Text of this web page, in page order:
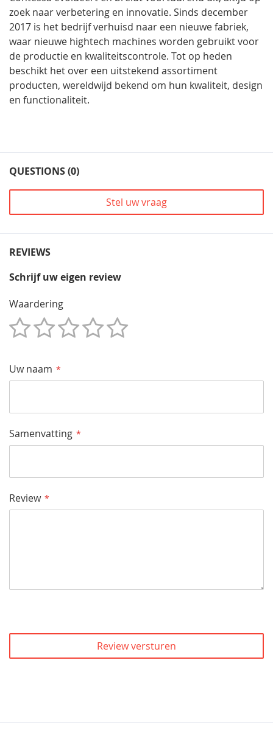
zoek naar verbetering en innovatie. Sinds december
2017 is het bedrijf verhuisd naar een nieuwe fabriek,
waar nieuwe hightech machines worden gebruikt voor
de productie en kwaliteitscontrole. Tot op heden
beschikt het over een uitstekend assortiment
producten, wereldwijd bekend om hun kwaliteit, design
en functionaliteit.
QUESTIONS (0)
Stel uw vraag
REVIEWS
Schrijf uw eigen review
Waardering
Uw naam
Samenvatting
Review
Review versturen